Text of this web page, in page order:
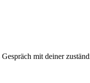
mit deiner